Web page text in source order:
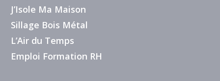
J’Isole Ma Maison
Sillage Bois Métal
L’Air du Temps
Emploi Formation RH